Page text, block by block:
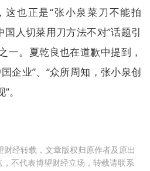
也正是“张小泉菜刀不能拍
国人切菜用刀方法不对”话题引
一。夏乾良也在道歉中提到，
企业”、“众所周知，张小泉创
。
财经转载，文章版权归原作者及原出
不代表博望财经立场，转载请联系